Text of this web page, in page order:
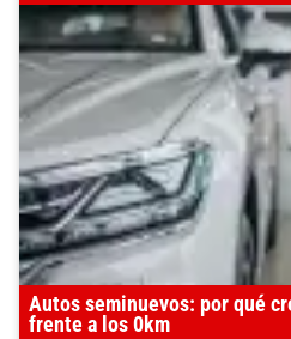
Autos seminuevos: por qué
frente a los 0km